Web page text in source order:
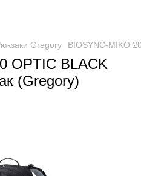
Gregory BIOSYNC-MIKO
OPTIC BLACK
(Gregory)